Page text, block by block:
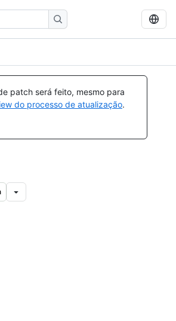
patch será feito, mesmo para
do processo de atualização.